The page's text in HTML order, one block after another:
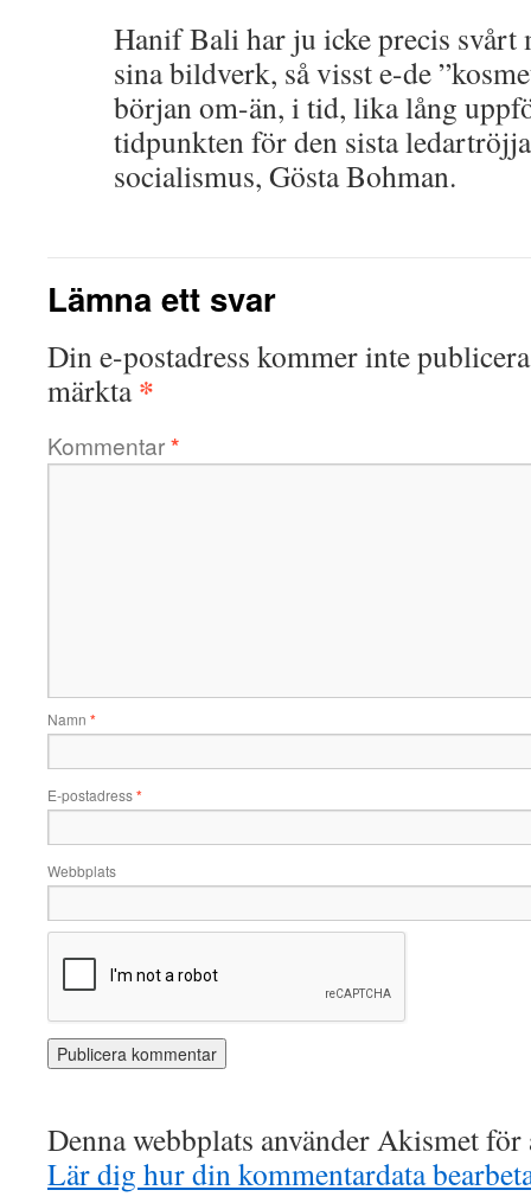
Hanif Bali har ju icke precis
sina bildverk, så visst e-de
början om-än, i tid, lika lång
tidpunkten för den sista
socialismus, Gösta Bohman.
Lämna ett svar
Din e-postadress kommer inte
märkta*
Kommentar*
Namn *
E-postadress*
Webbplats
Denna webbplats använder Akismet
Lär dig hur din kommentardata